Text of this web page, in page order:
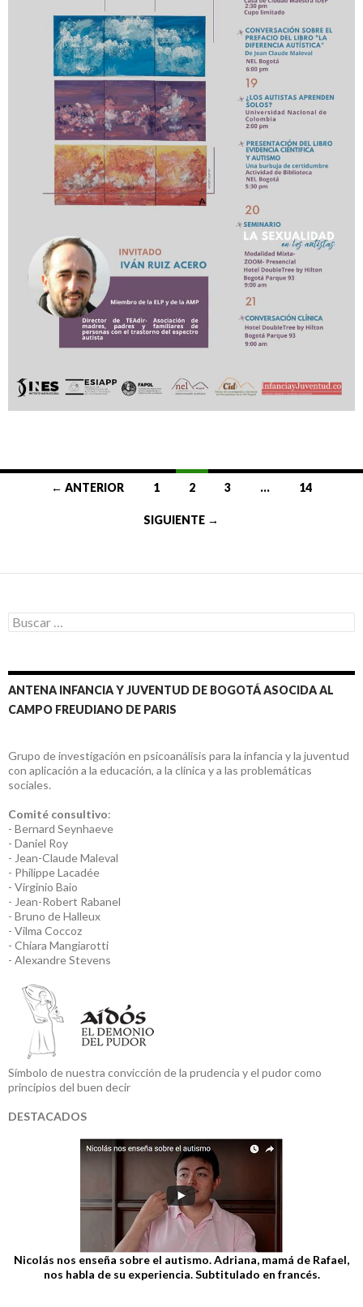
entradas
← ANTERIOR 1 2 3 … 14
SIGUIENTE →
Buscar:
ANTENA INFANCIA Y JUVENTUD DE BOGOTÁ ASOCIDA AL
CAMPO FREUDIANO DE PARIS
Grupo de investigación en psicoanálisis para la infancia y la juventud
con aplicación a la educación, a la clínica y a las problemáticas
sociales.
Comité consultivo:
- Bernard Seynhaeve
- Daniel Roy
- Jean-Claude Maleval
- Philippe Lacadée
- Virginio Baio
- Jean-Robert Rabanel
- Bruno de Halleux
- Vilma Coccoz
- Chiara Mangiarotti
- Alexandre Stevens
Símbolo de nuestra convicción de la prudencia y el pudor como
principios del buen decir
DESTACADOS
Nicolás nos enseña sobre el autismo. Adriana, mamá de Rafael,
nos habla de su experiencia. Subtitulado en francés.